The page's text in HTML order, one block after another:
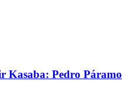
Kasaba: Pedro Páramo